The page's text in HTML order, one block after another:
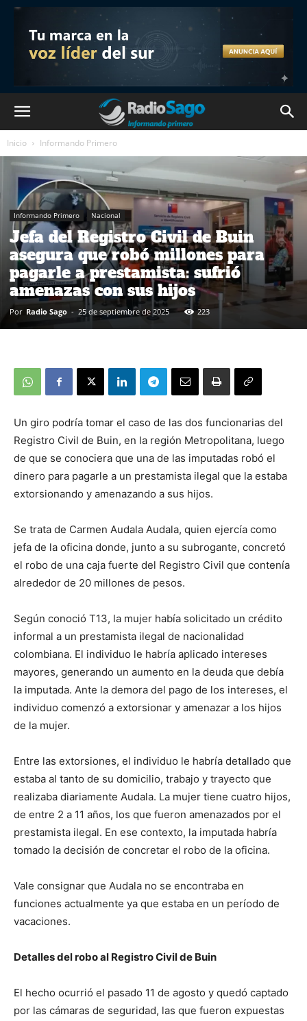
Inicio Informando Primero
Informando Primero Nacional
Jefa del Registro Civil de Buin
asegura que robó millones para
pagarle a prestamista: sufrió
amenazas con sus hijos
Por Radio Sago - 25 de septiembre de 2025 223
Un giro podría tomar el caso de las dos funcionarias del
Registro Civil de Buin, en la región Metropolitana, luego
de que se conociera que una de las imputadas robó el
dinero para pagarle a un prestamista ilegal que la estaba
extorsionando y amenazando a sus hijos.
Se trata de Carmen Audala Audala, quien ejercía como
jefa de la oficina donde, junto a su subrogante, concretó
el robo de una caja fuerte del Registro Civil que contenía
alrededor de 20 millones de pesos.
Según conoció T13, la mujer había solicitado un crédito
informal a un prestamista ilegal de nacionalidad
colombiana. El individuo le habría aplicado intereses
mayores, generando un aumento en la deuda que debía
la imputada. Ante la demora del pago de los intereses, el
individuo comenzó a extorsionar y amenazar a los hijos
de la mujer.
Entre las extorsiones, el individuo le habría detallado que
estaba al tanto de su domicilio, trabajo y trayecto que
realizaba diariamente Audala. La mujer tiene cuatro hijos,
de entre 2 a 11 años, los que fueron amenazados por el
prestamista ilegal. En ese contexto, la imputada habría
tomado la decisión de concretar el robo de la oficina.
Vale consignar que Audala no se encontraba en
funciones actualmente ya que estaba en un período de
vacaciones.
Detalles del robo al Registro Civil de Buin
El hecho ocurrió el pasado 11 de agosto y quedó captado
por las cámaras de seguridad, las que fueron expuestas